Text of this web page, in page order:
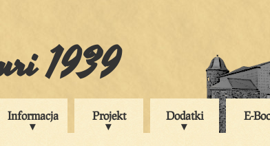
1939
Informacja Projekt Dodatki E-